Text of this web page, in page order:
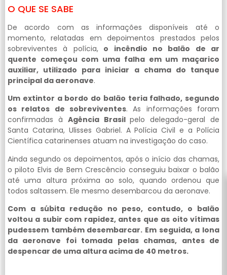
O QUE SE SABE
De acordo com as informações disponíveis até o
momento, relatadas em depoimentos prestados pelos
sobreviventes à polícia,o incêndio no balão de ar
quente começou com uma falha em um maçarico
auxiliar, utilizado para iniciar a chama do tanque
principal da aeronave.
Um extintor a bordo do balão teria falhado, segundo
os relatos de sobreviventes. As informações foram
confirmadas à Agência Brasilpelo delegado-geral de
Santa Catarina, Ulisses Gabriel. A Polícia Civil e a Polícia
Científica catarinenses atuam na investigação do caso.
Ainda segundo os depoimentos, após o início das chamas,
o piloto Elvis de Bem Crescêncio conseguiu baixar o balão
até uma altura próxima ao solo, quando ordenou que
todos saltassem. Ele mesmo desembarcou da aeronave.
Com a súbita redução no peso, contudo, o balão
voltou a subir com rapidez, antes que as oito vítimas
pudessem também desembarcar. Em seguida, a lona
da aeronave foi tomada pelas chamas, antes de
despencar de uma altura acima de 40 metros.